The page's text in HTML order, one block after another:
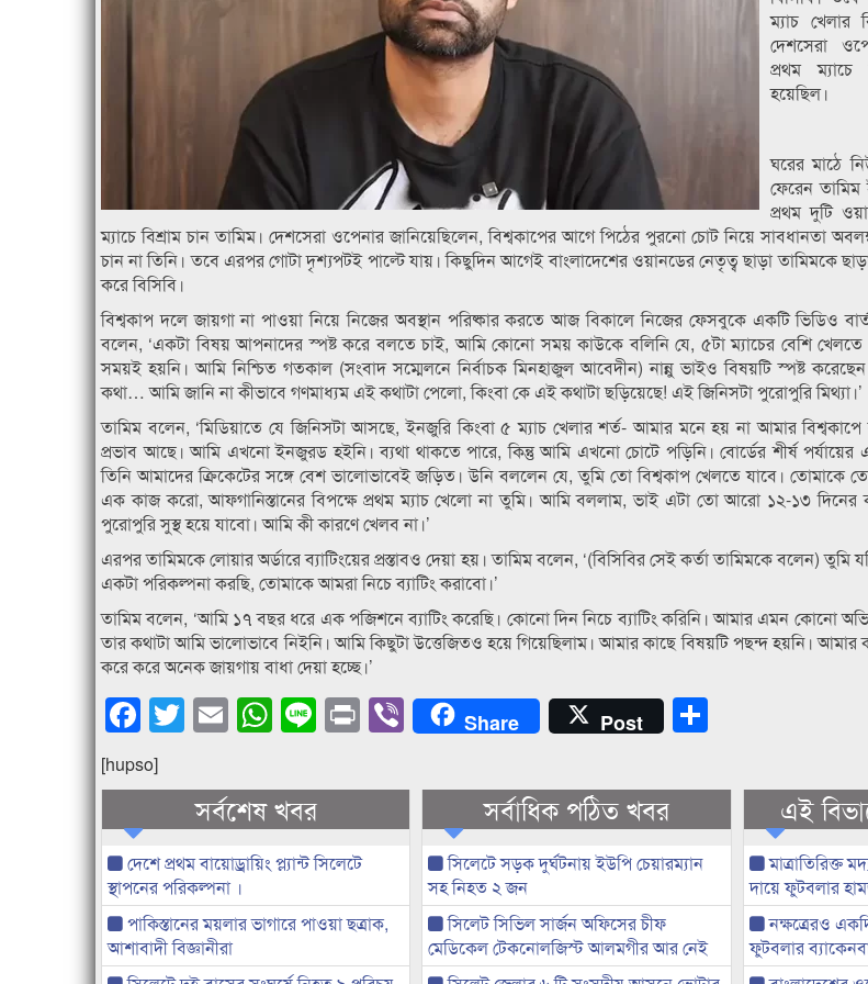
ম্যাচ খেলার
দেশসেরা
প্রথম
হয়েছিল।
ঘরের মাঠে
ফেরেন তামিম
প্রথম দুটি
ম্যাচে বিশ্রাম চান তামিম। দেশসেরা ওপেনার জানিয়েছিলেন, বিশ্বকাপের আগে পিঠের পুরনো চোট নিয়ে সাবধানতা
চান না তিনি। তবে এরপর গোটা দৃশ্যপটই পাল্টে যায়। কিছুদিন আগেই বাংলাদেশের ওয়ানডের নেতৃত্ব ছাড়া তামিমকে
করে বিসিবি।
বিশ্বকাপ দলে জায়গা না পাওয়া নিয়ে নিজের অবস্থান পরিষ্কার করতে আজ বিকালে নিজের ফেসবুকে একটি ভিডিও
বলেন, ‘একটা বিষয় আপনাদের স্পষ্ট করে বলতে চাই, আমি কোনো সময় কাউকে বলিনি যে, ৫টা ম্যাচের বেশি
সময়ই হয়নি। আমি নিশ্চিত গতকাল (সংবাদ সম্মেলনে নির্বাচক মিনহাজুল আবেদীন) নান্নু ভাইও বিষয়টি স্পষ্ট
কথা… আমি জানি না কীভাবে গণমাধ্যম এই কথাটা পেলো, কিংবা কে এই কথাটা ছড়িয়েছে! এই জিনিসটা পুরোপুরি মিথ্যা।’
তামিম বলেন, ‘মিডিয়াতে যে জিনিসটা আসছে, ইনজুরি কিংবা ৫ ম্যাচ খেলার শর্ত- আমার মনে হয় না আমার
প্রভাব আছে। আমি এখনো ইনজুরড হইনি। ব্যথা থাকতে পারে, কিন্তু আমি এখনো চোটে পড়িনি। বোর্ডের শীর্ষ
তিনি আমাদের ক্রিকেটের সঙ্গে বেশ ভালোভাবেই জড়িত। উনি বললেন যে, তুমি তো বিশ্বকাপ খেলতে যাবে। তোমাকে
এক কাজ করো, আফগানিস্তানের বিপক্ষে প্রথম ম্যাচ খেলো না তুমি। আমি বললাম, ভাই এটা তো আরো ১২-১৩
পুরোপুরি সুস্থ হয়ে যাবো। আমি কী কারণে খেলব না।’
এরপর তামিমকে লোয়ার অর্ডারে ব্যাটিংয়ের প্রস্তাবও দেয়া হয়। তামিম বলেন, ‘(বিসিবির সেই কর্তা তামিমকে বলেন)
একটা পরিকল্পনা করছি, তোমাকে আমরা নিচে ব্যাটিং করাবো।’
তামিম বলেন, ‘আমি ১৭ বছর ধরে এক পজিশনে ব্যাটিং করেছি। কোনো দিন নিচে ব্যাটিং করিনি। আমার এমন কোনো
তার কথাটা আমি ভালোভাবে নিইনি। আমি কিছুটা উত্তেজিতও হয়ে গিয়েছিলাম। আমার কাছে বিষয়টি পছন্দ হয়নি।
করে করে অনেক জায়গায় বাধা দেয়া হচ্ছে।’
Facebook
Twitter
EmailWhatsApp
LinePrintViberShare Post
[hupso]
সর্বশেষ খবর
দেশে প্রথম বায়োড্রায়িং প্ল্যান্ট সিলেটে
স্থাপনের পরিকল্পনা ।
পাকিস্তানের ময়লার ভাগারে পাওয়া ছত্রাক,
আশাবাদী বিজ্ঞানীরা
সর্বাধিক পঠিত খবর
সিলেটে সড়ক দুর্ঘটনায় ইউপি চেয়ারম্যান
সহ নিহত ২ জন
সিলেট সিভিল সার্জন অফিসের চীফ
মেডিকেল টেকনোলজিস্ট আলমগীর আর নেই
এই
মাত্রাতিরিক্ত
দায়ে ফুটবলার
নক্ষত্রেরও
ফুটবলার